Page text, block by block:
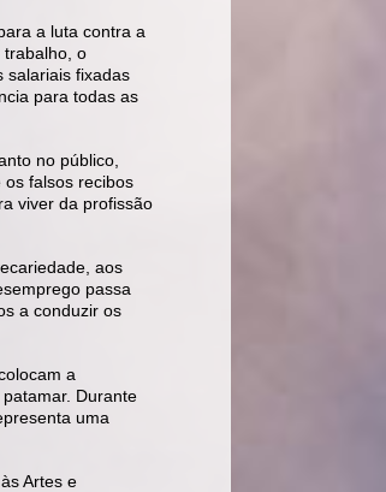
a luta contra a
trabalho, o
salariais fixadas
para todas as
no público,
os falsos recibos
viver da profissão
aos
passa
a conduzir os
a
Durante
uma
Artes e